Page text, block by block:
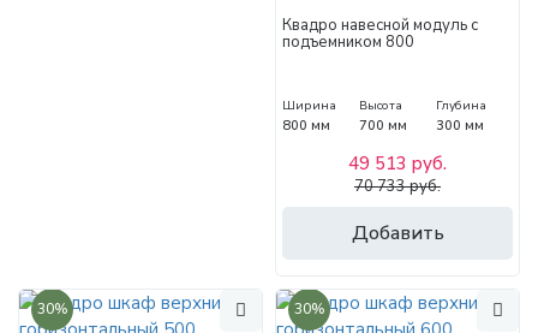
Квадро навесной модуль с
подъемником 800
Ширина
800 мм
Высота
700 мм
Глубина
300 мм
Добавить
49 513 руб.
70 733 руб.
30% 30%